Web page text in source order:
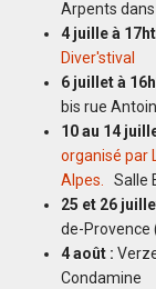
Arpents
4 juille à
Diver'stival
6 juillet à
bis rue
10 au 14
organisé par
Alpes.
Salle
25 et 26
de-Provence
4 août :
Condamine